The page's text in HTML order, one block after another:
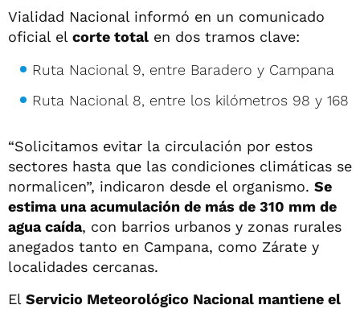
Vialidad Nacional informó en un comunicado
oficial el corte total en dos tramos clave:
Ruta Nacional 9, entre Baradero y Campana
Ruta Nacional 8, entre los kilómetros 98 y 168
“Solicitamos evitar la circulación por estos
sectores hasta que las condiciones climáticas se
normalicen”, indicaron desde el organismo. Se
estima una acumulación de más de 310 mm de
agua caída, con barrios urbanos y zonas rurales
anegados tanto en Campana, como Zárate y
localidades cercanas.
El Servicio Meteorológico Nacional mantiene el